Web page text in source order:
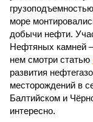
море
добычи нефти.
Нефтяных камней
нем смотри статью
развития
месторождений в
Балтийском и
интересно.